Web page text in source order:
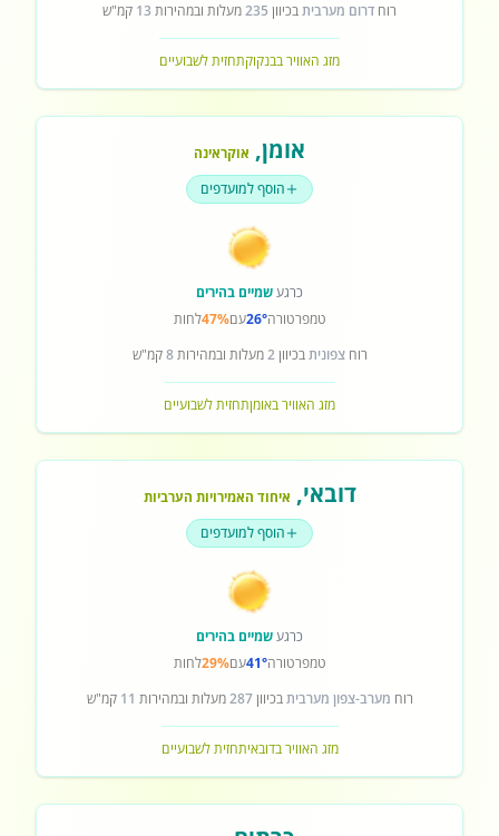
רוח דרום מערביתבכיוון 235מעלות ובמהירות 13 קמ"ש
מזג האוויר בבנקוקתחזית לשבועיים
אומן, אוקראינה
הוסף למועדפים
כרגעשמיים בהירים
טמפרטורה26°עם47%לחות
רוחצפוניתבכיוון2מעלות ובמהירות8קמ"ש
מזג האוויר באומןתחזית לשבועיים
דובאי, איחוד האמירויות הערביות
הוסף למועדפים
כרגעשמיים בהירים
טמפרטורה41°עם29%לחות
רוח מערב-צפון מערביתבכיוון287מעלות ובמהירות 11 קמ"ש
מזג האוויר בדובאיתחזית לשבועיים